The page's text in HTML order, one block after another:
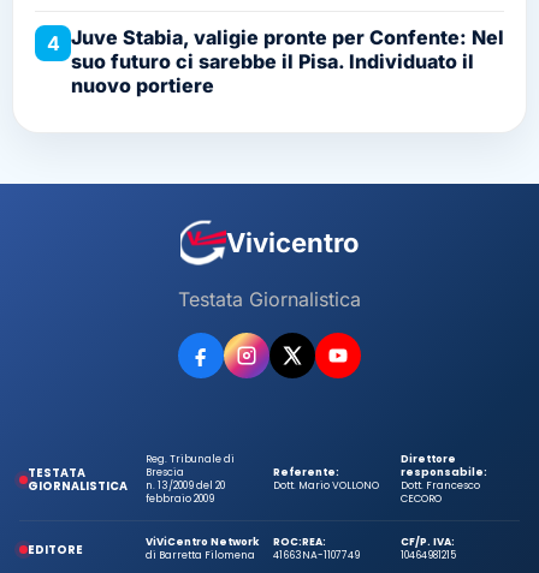
4 Juve Stabia, valigie pronte per Confente: Nel
suo futuro ci sarebbe il Pisa. Individuato il
nuovo portiere
Vivicentro
Testata Giornalistica
TESTATA
GIORNALISTICA
Reg. Tribunale di
Brescia
n. 13/2009 del 20
febbraio 2009
Referente:
Dott. Mario VOLLONO
Direttore
responsabile:
Dott. Francesco
CECORO
EDITORE
ViViCentro Network
di Barretta Filomena
ROC:
41663
REA:
NA-1107749
CF/P. IVA:
10464981215